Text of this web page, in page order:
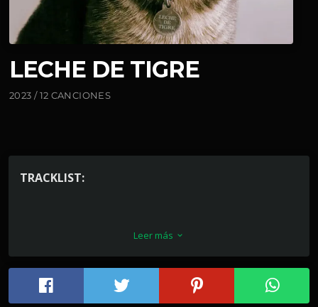
LECHE DE TIGRE
2023 / 12 CANCIONES
TRACKLIST:
Persona Favorita (con Conociendo
Leer más keyboard_arrow_down